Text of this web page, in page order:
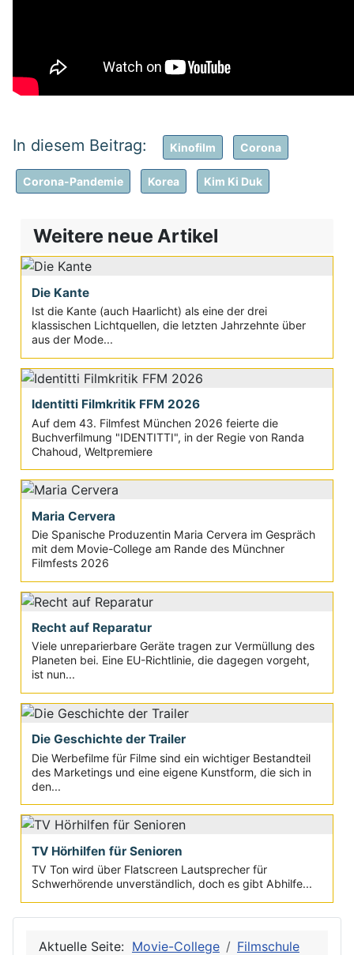
Kinofilm Corona
Corona-Pandemie Korea Kim Ki Duk
Weitere neue Artikel
Die Kante
Ist die Kante (auch Haarlicht) als eine der drei
klassischen Lichtquellen, die letzten Jahrzehnte über
aus der Mode...
Identitti Filmkritik FFM 2026
Auf dem 43. Filmfest München 2026 feierte die
Buchverfilmung "IDENTITTI", in der Regie von Randa
Chahoud, Weltpremiere
Maria Cervera
Die Spanische Produzentin Maria Cervera im Gespräch
mit dem Movie-College am Rande des Münchner
Filmfests 2026
Recht auf Reparatur
Viele unreparierbare Geräte tragen zur Vermüllung des
Planeten bei. Eine EU-Richtlinie, die dagegen vorgeht,
ist nun...
Die Geschichte der Trailer
Die Werbefilme für Filme sind ein wichtiger Bestandteil
des Marketings und eine eigene Kunstform, die sich in
den...
TV Hörhilfen für Senioren
TV Ton wird über Flatscreen Lautsprecher für
Schwerhörende unverständlich, doch es gibt Abhilfe...
Aktuelle Seite: Movie-College
Filmschule